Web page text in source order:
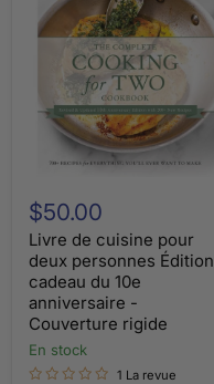
de
cuisine
pour
deux
personnes
Édition
cadeau
du
10e
anniversaire
$50.00
Livre de cuisine pour
deux personnes Édition
cadeau du 10e
anniversaire -
Couverture rigide
en stock
1 La revue